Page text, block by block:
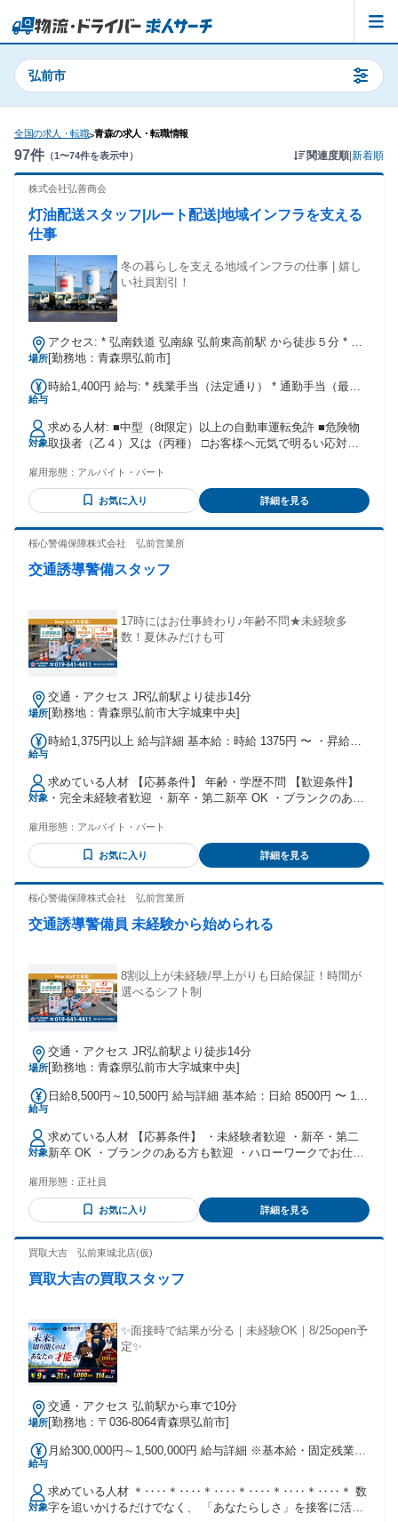
弘前市
全国の求人・転職>青森の求人・転職情報
97件 （1〜74件を表示中） 関連度順 新着順
株式会社弘善商会
灯油配送スタッフ|ルート配送|地域インフラを支える
仕事
冬の暮らしを支える地域インフラの仕事 | 嬉し
い社員割引！
場所
アクセス: * 弘南鉄道 弘南線 弘前東高前駅 から徒歩５分 * マ
イカー通勤：可（駐車場無料）
[勤務地：青森県弘前市]
給与
時給1,400円 給与: * 残業手当（法定通り） * 通勤手当（最大
対象
求める人材: ■中型（8t限定）以上の自動車運転免許 ■危険物
取扱者（乙４）又は（丙種） □お客様へ元気で明るい応対が
雇用形態： アルバイト・パート
お気に入り 詳細を見る
桜心警備保障株式会社 弘前営業所
交通誘導警備スタッフ
17時にはお仕事終わり♪年齢不問★未経験多
数！夏休みだけも可
場所
交通・アクセス JR弘前駅より徒歩14分
[勤務地：青森県弘前市大字城東中央]
給与
時給1,375円以上 給与詳細 基本給：時給 1375円 〜 ・昇給・
り：月額1万円) ・マイカー通勤可 (※無料駐車場あり) ・バイ
ク・自転車通勤可 ・資格手当あり ・資格取得支援あり ・沿
岸勤務手当あり
対象
求めている人材 【応募条件】 年齢・学歴不問 【歓迎条件】
・完全未経験者歓迎 ・新卒・第二新卒 OK ・ブランクのある
OK ・学歴不問 ・転勤なし ・フリーター歓迎 ・主婦・主夫歓
迎
雇用形態： アルバイト・パート
お気に入り 詳細を見る
桜心警備保障株式会社 弘前営業所
交通誘導警備員 未経験から始められる
8割以上が未経験/早上がりも日給保証！時間が
選べるシフト制
場所
交通・アクセス JR弘前駅より徒歩14分
[勤務地：青森県弘前市大字城東中央]
給与
日給8,500円～10,500円 給与詳細 基本給：日給 8500円 〜 1万
る通勤・皆勤・家族手当金額：なし 全員に一律で支払われる
その他手当金額：なし ・昇給・賞与あり ・交通費支給 (※上
限あり：月額1万円) ・マイカー通勤可 (※無料駐車場あり) ・
バイク・自転車通勤可 ・資格手当あり ・資格取得支援あり
対象
求めている人材 【応募条件】 ・未経験者歓迎 ・新卒・第二
新卒 OK ・ブランクのある方も歓迎 ・ハローワークでお仕事
リーター歓迎 ・主婦・主夫歓迎 ・WワークOK
雇用形態： 正社員
お気に入り 詳細を見る
買取大吉 弘前東城北店(仮)
買取大吉の買取スタッフ
✨面接時で結果が分る｜未経験OK｜8/25open予
定✨
場所
交通・アクセス 弘前駅から車で10分
[勤務地：〒036-8064青森県弘前市]
給与
月給300,000円～1,500,000円 給与詳細 ※基本給・固定残業代
ヶ月あたり2万円 〜 40万円（固定残業時間：1ヶ月あたり8時
間 〜 40時間） 固定残業時間を超えた勤務時間については別
途残業代を支給する 【一律手当】 全員に一律で支払われる通
対象
求めている人材 ＊‥‥＊‥‥＊‥‥＊‥‥＊‥‥＊‥‥＊ 数
字を追いかけるだけでなく、 「あなたらしさ」を接客に活か